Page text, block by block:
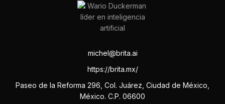
michel@brita.ai
https://brita.mx/
Paseo de la Reforma 296, Col. Juárez, Ciudad de México,
México. C.P. 06600